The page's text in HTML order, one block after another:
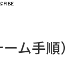
ム手順）